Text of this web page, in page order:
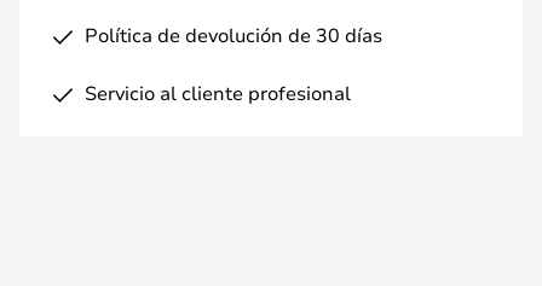
Política de devolución de 30 días
Servicio al cliente profesional